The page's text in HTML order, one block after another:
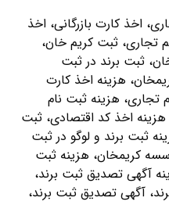
اخذ کارت بازرگانی، اخذ
تجاری، ثبت کریم خان،
ثبت برند در ثبت
هزینه اخذ کارت
تجاری، هزینه ثبت نام
اخذ کد اقتصادی، ثبت
ثبت برند و لوگو در ثبت
کریمخان، هزینه ثبت
آگهی تصدیق ثبت برند،
آگهی تصدیق ثبت برند،